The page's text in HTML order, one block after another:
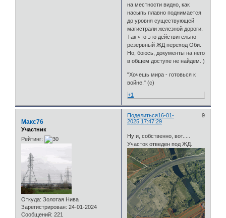
на местности видно, как
насыпь плавно поднимается
до уровня существующей
магистрали железной дороги.
Так что это действительно
резервный ЖД переход Оби.
Но, боюсь, документы на него
в общем доступе не найдем. )
"Хочешь мира - готовься к
войне." (с)
+1
Поделиться 9
16-01-
2025 17:47:29
Макс76
Участник
Рейтинг:
Откуда: Золотая Нива
Зарегистрирован: 24-01-2024
Сообщений: 221
Ну и, собственно, вот.....
Участок отведен под ЖД.